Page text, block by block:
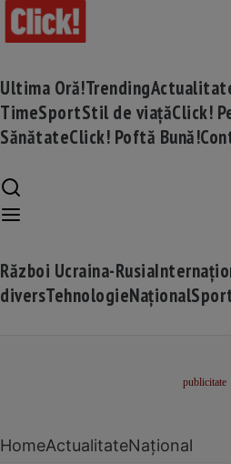
Ultima Oră!Trending
TimeSportStil de viațăClick!
SănătateClick! Poftă Bună!
Război Ucraina-Rusia
diversTehnologieNațional
HomeActualitateNațional